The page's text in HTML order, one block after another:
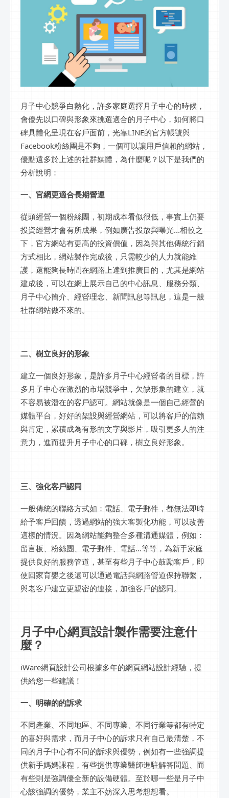
月子中心競爭白熱化，許多家庭選擇月子中心的時候，
會優先以口碑與形象來挑選適合的月子中心，如何將口
碑具體化呈現在客戶面前，光靠LINE的官方帳號與
Facebook粉絲團是不夠，一個可以讓用戶信賴的網站，
優點遠多於上述的社群媒體，為什麼呢？以下是我們的
分析說明：
一、官網更適合長期營運
從頭經營一個粉絲團，初期成本看似很低，事實上仍要
投資經營才會有所成果，例如廣告投放與曝光...相較之
下，官方網站有更高的投資價值，因為與其他傳統行銷
方式相比，網站製作完成後，只需較少的人力就能維
護，還能夠長時間在網路上達到推廣目的，尤其是網站
建成後，可以在網上展示自己的中心訊息、服務分類、
月子中心簡介、經營理念、新聞訊息等訊息，這是一般
社群網站做不來的。
二、樹立良好的形象
建立一個良好形象，是許多月子中心經營者的目標，許
多月子中心在激烈的市場競爭中，欠缺形象的建立，就
不容易被潛在的客戶認可。網站就像是一個自己經營的
媒體平台，好好的架設與經營網站，可以將客戶的信賴
與肯定，累積成為有形的文字與影片，吸引更多人的注
意力，進而提升月子中心的口碑，樹立良好形象。
三、強化客戶認同
一般傳統的聯絡方式如：電話、電子郵件，都無法即時
給予客戶回饋，透過網站的強大客製化功能，可以改善
這樣的情況。因為網站能夠整合多種溝通媒體，例如：
留言板、粉絲團、電子郵件、電話...等等，為新手家庭
提供良好的服務管道，甚至有些月子中心鼓勵客戶，即
使回家育嬰之後還可以通過電話與網路管道保持聯繫，
與老客戶建立更親密的連接，加強客戶的認同。
月子中心網頁設計製作需要注意什
麼？
iWare網頁設計公司根據多年的網頁網站設計經驗，提
供給您一些建議！
一、明確的的訴求
不同產業、不同地區、不同專業、不同行業等都有特定
的喜好與需求，而月子中心的訴求只有自己最清楚，不
同的月子中心有不同的訴求與優勢，例如有一些強調提
供新手媽媽課程，有些提供專業醫師進駐解答問題、而
有些則是強調優全新的設備硬體。至於哪一些是月子中
心該強調的優勢，業主不妨深入思考想想看。